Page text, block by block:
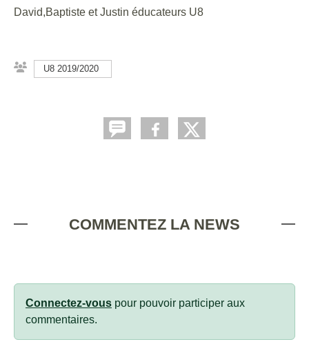
David,Baptiste et Justin éducateurs U8
U8 2019/2020
COMMENTEZ LA NEWS
Connectez-vous pour pouvoir participer aux
commentaires.